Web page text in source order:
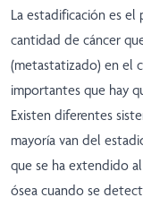
La estadificación es
cantidad de cáncer
(metastatizado) en el
importantes que hay
Existen diferentes
mayoría van del
que se ha extendido
ósea cuando se